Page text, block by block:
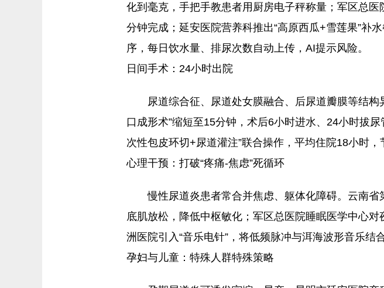
化到毫克，手把手教患者用厨房电子秤称量；军区总
分钟完成；延安医院营养科推出“高原西瓜+雪莲果”补
序，每日饮水量、排尿次数自动上传，AI提示风险。
日间手术：24小时出院
尿道综合征、尿道处女膜融合、后尿道瓣膜等结
口成形术”缩短至15分钟，术后6小时进水、24小时拔
次性包皮环切+尿道灌注”联合操作，平均住院18小时，
心理干预：打破“疼痛-焦虑”死循环
慢性尿道炎患者常合并焦虑、躯体化障碍。云南
底肌放松，降低中枢敏化；军区总医院睡眠医学中心
洲医院引入“音乐电针”，将低频脉冲与洱海波形音乐结
孕妇与儿童：特殊人群特殊策略